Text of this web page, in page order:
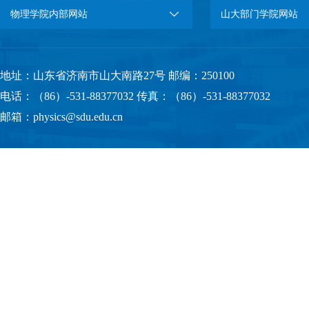
物理学院内部网站 山大部门学院网站
地址：山东省济南市山大南路27号 邮编：250100
电话：（86）-531-88377032 传真：（86）-531-88377032
邮箱：physics@sdu.edu.cn